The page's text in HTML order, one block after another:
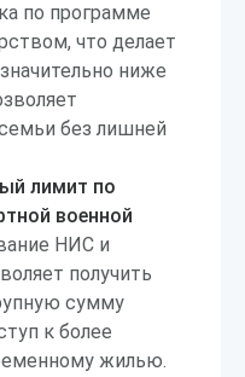
по программе
что делает
ниже
без лишней
лимит по
военной
НИС и
получить
сумму
к более
жилью.